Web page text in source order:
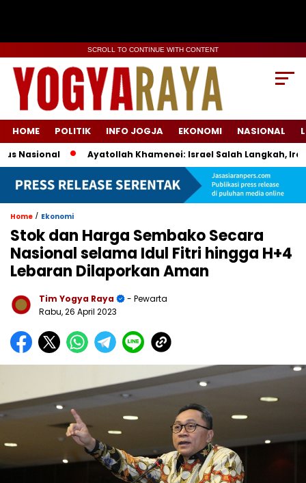
SCROLL TO CONTINUE WITH CONTENT
HOME POLITIK INFO JOGJA EKONOMI NASIONAL
Ayatollah Khamenei: Israel Salah Langkah, Iran
Home / Ekonomi
Stok dan Harga Sembako Secara
Nasional selama Idul Fitri hingga H+4
Lebaran Dilaporkan Aman
Tim Yogya Raya
- Pewarta
Rabu, 26 April 2023